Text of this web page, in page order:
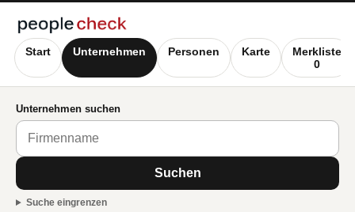
Start Unternehmen Personen Karte
Merkliste
0
Unternehmen suchen
Suchen
Suche eingrenzen